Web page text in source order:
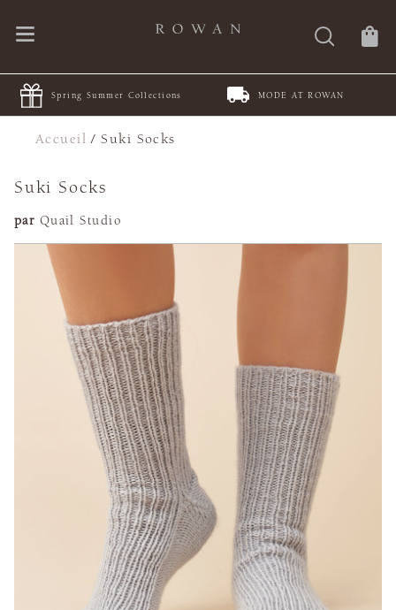
Spring Summer Collections MODE AT ROWAN
Accueil /Suki Socks
Suki Socks
par Quail Studio